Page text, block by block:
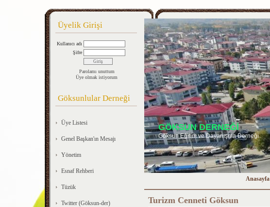
Üyelik Girişi
Kullanıcı adı
Şifre
Parolamı unuttum
Üye olmak istiyorum
Göksunlular Derneği
Üye Listesi
Genel Başkan'ın Mesajı
Yönetim
Esnaf Rehberi
Tüzük
Twitter (Göksun-der)
GÖKSUN DERNEĞİ
Göksun Eğitim ve Dayanışma Derneği
Anasayfa
Turizm Cenneti Göksun